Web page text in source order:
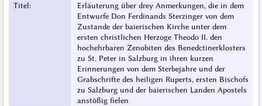
Titel:
Erläuterung über drey Anmerkungen, die in dem
Entwurfe Don Ferdinands Sterzinger von dem
Zustande der baierischen Kirche unter dem
ersten christlichen Herzoge Theodo II. den
hochehrbaren Zenobiten des Benedctinerklosters
zu St. Peter in Salzburg in ihren kurzen
Erinnerungen von dem Sterbejahre und der
Grabschrifte des heiligen Ruperts, ersten Bischofs
zu Salzburg und der baierischen Landen Apostels
anstößig fielen